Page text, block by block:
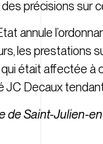
précisions sur
annule
les prestations
était affectée à
Decaux
de Saint-Julien-